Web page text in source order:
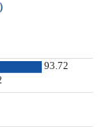
93.72